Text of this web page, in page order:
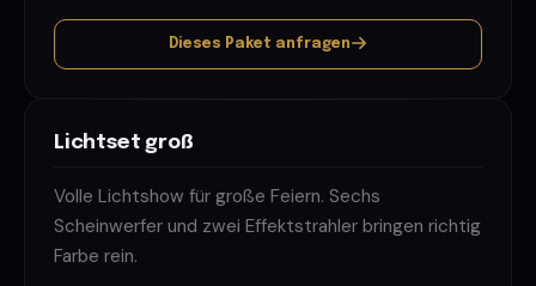
Dieses Paket anfragen
Lichtset groß
Volle Lichtshow für große Feiern. Sechs
Scheinwerfer und zwei Effektstrahler bringen richtig
Farbe rein.